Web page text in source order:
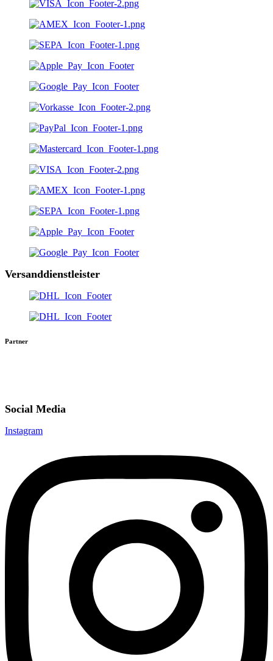
Versanddienstleister
Partner
Social Media
Instagram